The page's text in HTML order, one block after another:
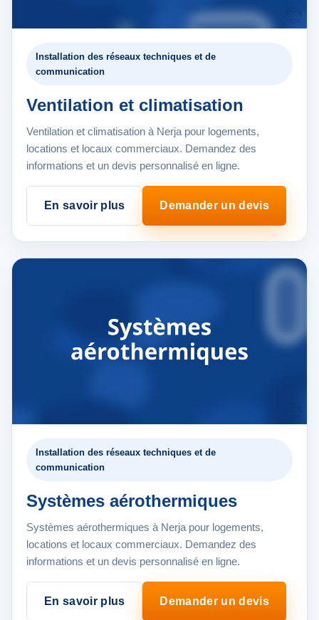
Installation des réseaux techniques et de
communication
Ventilation et climatisation
Ventilation et climatisation à Nerja pour logements,
locations et locaux commerciaux. Demandez des
informations et un devis personnalisé en ligne.
En savoir plus Demander un devis
Installation des réseaux techniques et de
communication
Systèmes aérothermiques
Systèmes aérothermiques à Nerja pour logements,
locations et locaux commerciaux. Demandez des
informations et un devis personnalisé en ligne.
En savoir plus Demander un devis